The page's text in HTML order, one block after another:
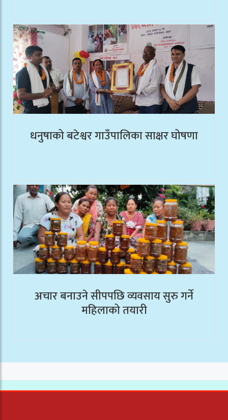
धनुषाको बटेश्वर गाउँपालिका साक्षर घोषणा
अचार बनाउने सीपपछि व्यवसाय सुरु गर्ने
महिलाको तयारी